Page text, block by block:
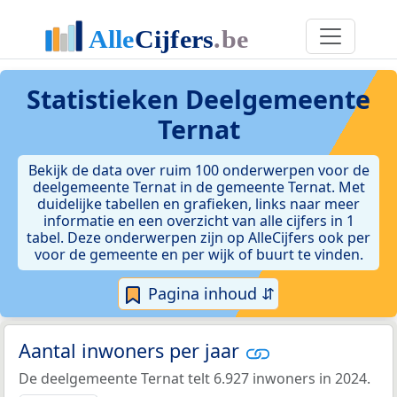
Statistieken Deelgemeente
Ternat
Bekijk de data over ruim 100 onderwerpen voor de
deelgemeente Ternat in de gemeente Ternat. Met
duidelijke tabellen en grafieken, links naar meer
informatie en een overzicht van alle cijfers in 1
tabel. Deze onderwerpen zijn op AlleCijfers ook per
voor de gemeente en per wijk of buurt te vinden.
Pagina inhoud ⇵
Aantal inwoners per jaar
De deelgemeente Ternat telt 6.927 inwoners in 2024.